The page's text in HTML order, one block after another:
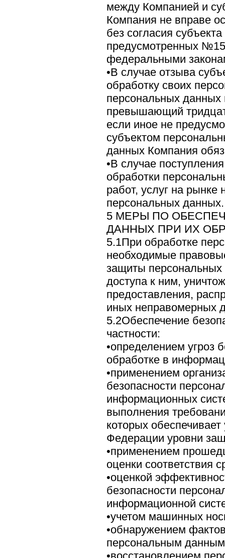
между Компанией и
Компания не вправе
без согласия
предусмотренных
федеральными
•В случае отзыва
обработку своих
персональных данных
превышающий
если иное не
субъектом
данных Компания
•В случае
обработки
работ, услуг на рынке
персональных данных.
5 МЕРЫ ПО
ДАННЫХ ПРИ ИХ
5.1При обработке
необходимые
защиты персональных
доступа к ним,
предоставления,
иных неправомерных
5.2Обеспечение
частности:
•определением угроз
обработке в
•применением
безопасности
информационных
выполнения
которых
Федерации уровни
•применением
оценки соответствия
•оценкой
безопасности
информационной
•учетом машинных
•обнаружением
персональным